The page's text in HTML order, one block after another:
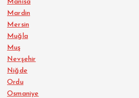
Manisa
Mardin
Mersin
Muğla
Muş
Nevşehir
Niğde
Ordu
Osmaniye